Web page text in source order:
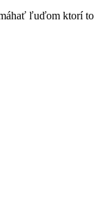
ľuďom ktorí to